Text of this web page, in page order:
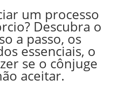
um processo
Descubra o
a passo, os
essenciais, o
se o cônjuge
aceitar.